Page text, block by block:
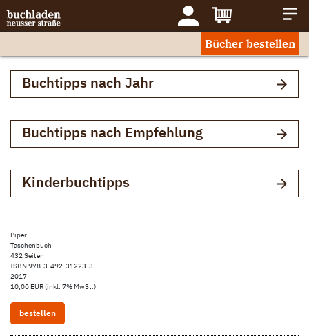
Bücher bestellen
Buchtipps nach Jahr
Buchtipps nach Empfehlung
Kinderbuchtipps
Piper
Taschenbuch
432 Seiten
ISBN 978-3-492-31223-3
2017
10,00 EUR (inkl. 7% MwSt.)
bestellen